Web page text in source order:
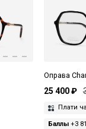
Оправа
25 400 ₽
Плати
Баллы+3